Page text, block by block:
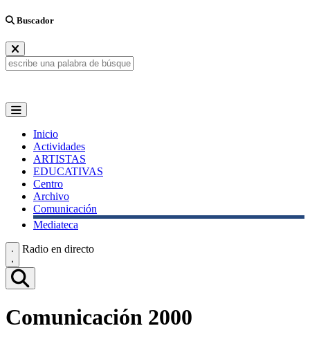
Buscador
Inicio
Actividades
ARTISTAS
EDUCATIVAS
Centro
Archivo
Comunicación
Mediateca
Radio en directo
Comunicación 2000